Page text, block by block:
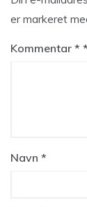
er markeret
Kommentar *
Navn *